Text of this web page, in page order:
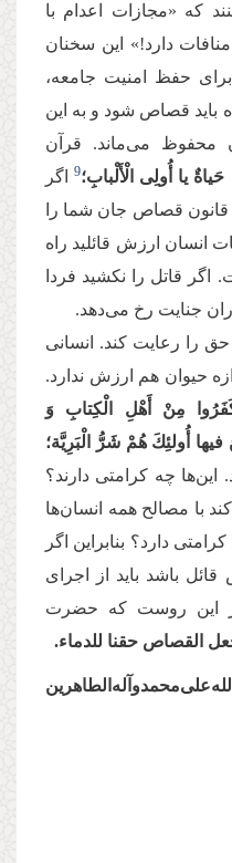
که «مجازات اعدام با
دارد!» این سخنان
حفظ امنیت جامعه،
قصاص شود و به این
محفوظ می‌ماند. قرآن
یا أُولِی الْأَلْبابِ؛9
اگر
قصاص جان شما را
انسان ارزش قائلید راه
قاتل را نکشید فردا
جنایت رخ می‌دهد.
را رعایت کند. انسانی
حیوان هم ارزش ندارد.
مِنْ أَهْلِ الْكِتابِ وَ
أُولئِكَ هُمْ شَرُّ الْبَرِیَّة؛
این‌ها چه کرامتی دارند؟
با مصالح همه انسان‌ها
دارد؟ بنابراین اگر
باشد باید از اجرای
این روست که حضرت
القصاص حقنا للدماء.